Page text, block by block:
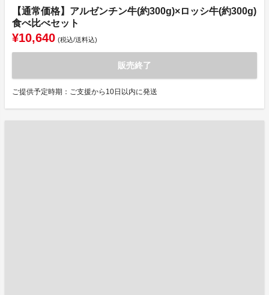
【通常価格】アルゼンチン牛(約300g)×ロッシ牛(約300g)
食べ比べセット
¥10,640 (税込/送料込)
販売終了
ご提供予定時期：ご支援から10日以内に発送